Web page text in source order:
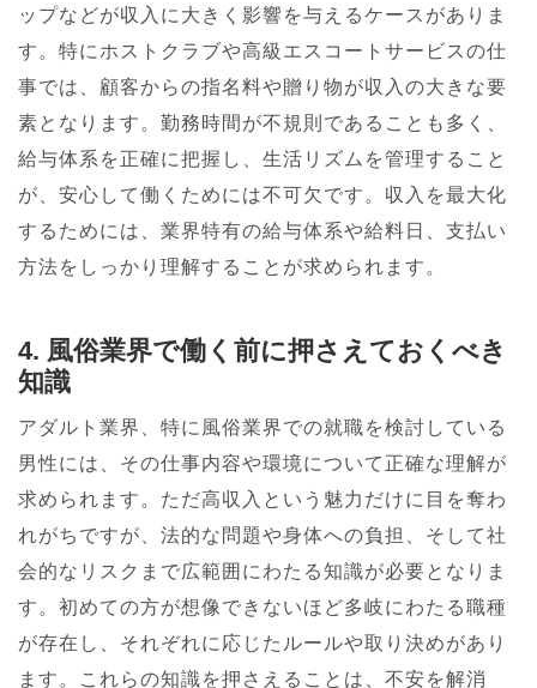
ップなどが収入に大きく影響を与えるケースがありま
す。特にホストクラブや高級エスコートサービスの仕
事では、顧客からの指名料や贈り物が収入の大きな要
素となります。勤務時間が不規則であることも多く、
給与体系を正確に把握し、生活リズムを管理すること
が、安心して働くためには不可欠です。収入を最大化
するためには、業界特有の給与体系や給料日、支払い
方法をしっかり理解することが求められます。
4. 風俗業界で働く前に押さえておくべき
知識
アダルト業界、特に風俗業界での就職を検討している
男性には、その仕事内容や環境について正確な理解が
求められます。ただ高収入という魅力だけに目を奪わ
れがちですが、法的な問題や身体への負担、そして社
会的なリスクまで広範囲にわたる知識が必要となりま
す。初めての方が想像できないほど多岐にわたる職種
が存在し、それぞれに応じたルールや取り決めがあり
ます。これらの知識を押さえることは、不安を解消